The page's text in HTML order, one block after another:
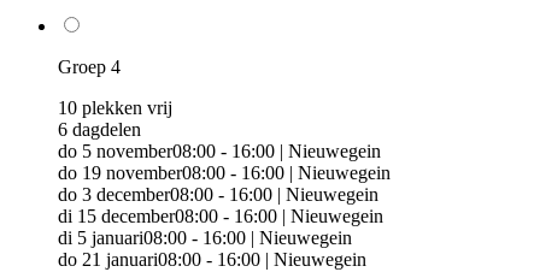
Groep 4
10 plekken vrij
6 dagdelen
do 5 november08:00 - 16:00 | Nieuwegein
do 19 november08:00 - 16:00 | Nieuwegein
do 3 december08:00 - 16:00 | Nieuwegein
di 15 december08:00 - 16:00 | Nieuwegein
di 5 januari08:00 - 16:00 | Nieuwegein
do 21 januari08:00 - 16:00 | Nieuwegein